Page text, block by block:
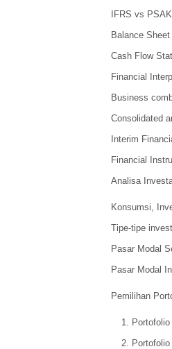
IFRS vs PSAK
Balance Sheet
Cash Flow
Financial
Business
Consolidated
Interim
Financial
Analisa
Konsumsi,
Tipe-tipe
Pasar Modal
Pasar Modal
Pemilihan